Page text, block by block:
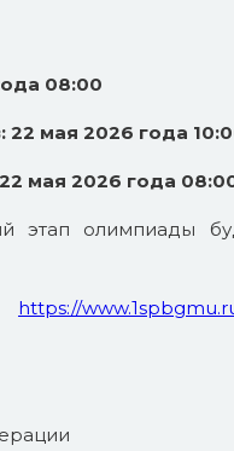
08:00
мая 2026 года
22 мая 2026 года
этап олимпиады
https://